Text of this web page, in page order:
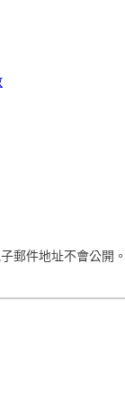
郵件地址不會公開。